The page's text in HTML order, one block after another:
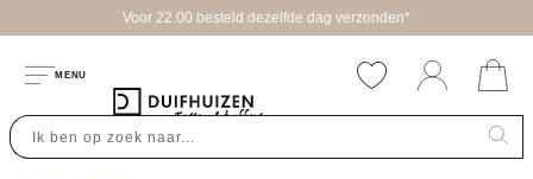
Voor 22.00 besteld dezelfde dag verzonden*
MENU